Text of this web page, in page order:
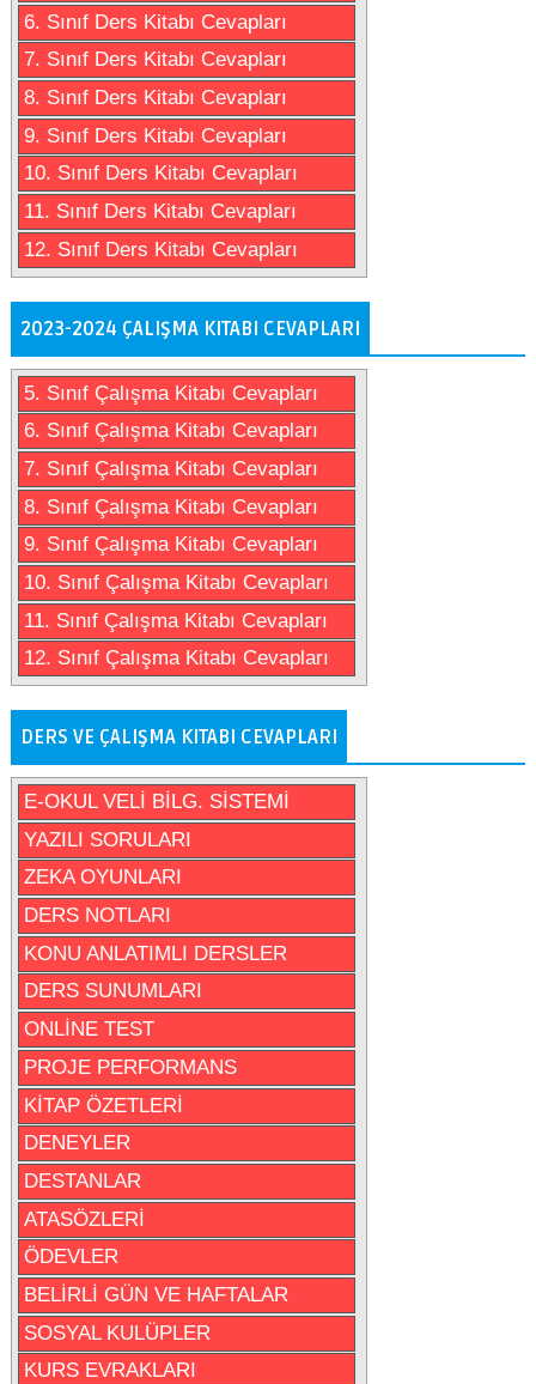
6. Sınıf Ders Kitabı Cevapları
7. Sınıf Ders Kitabı Cevapları
8. Sınıf Ders Kitabı Cevapları
9. Sınıf Ders Kitabı Cevapları
10. Sınıf Ders Kitabı Cevapları
11. Sınıf Ders Kitabı Cevapları
12. Sınıf Ders Kitabı Cevapları
2023-2024 ÇALIŞMA KITABI CEVAPLARI
5. Sınıf Çalışma Kitabı Cevapları
6. Sınıf Çalışma Kitabı Cevapları
7. Sınıf Çalışma Kitabı Cevapları
8. Sınıf Çalışma Kitabı Cevapları
9. Sınıf Çalışma Kitabı Cevapları
10. Sınıf Çalışma Kitabı Cevapları
11. Sınıf Çalışma Kitabı Cevapları
12. Sınıf Çalışma Kitabı Cevapları
DERS VE ÇALIŞMA KITABI CEVAPLARI
E-OKUL VELİ BİLG. SİSTEMİ
YAZILI SORULARI
ZEKA OYUNLARI
DERS NOTLARI
KONU ANLATIMLI DERSLER
DERS SUNUMLARI
ONLİNE TEST
PROJE PERFORMANS
KİTAP ÖZETLERİ
DENEYLER
DESTANLAR
ATASÖZLERİ
ÖDEVLER
BELİRLİ GÜN VE HAFTALAR
SOSYAL KULÜPLER
KURS EVRAKLARI